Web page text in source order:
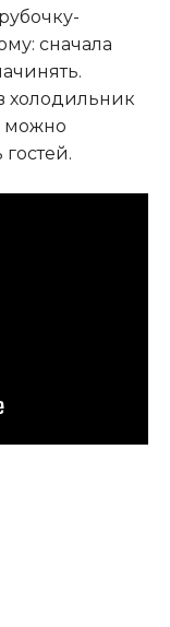
сначала
холодильник
можно